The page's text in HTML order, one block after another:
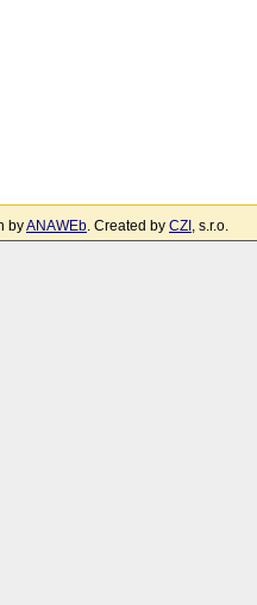
byANAWEb. Created by CZI , s.r.o.